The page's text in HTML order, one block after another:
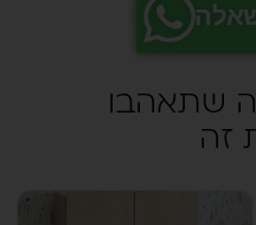
שאלה
שתאהבו
זה